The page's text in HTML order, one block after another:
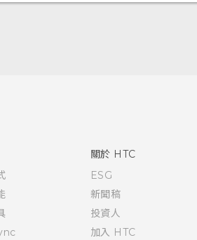
關於 HTC
ESG
新聞稿
投資人
加入 HTC